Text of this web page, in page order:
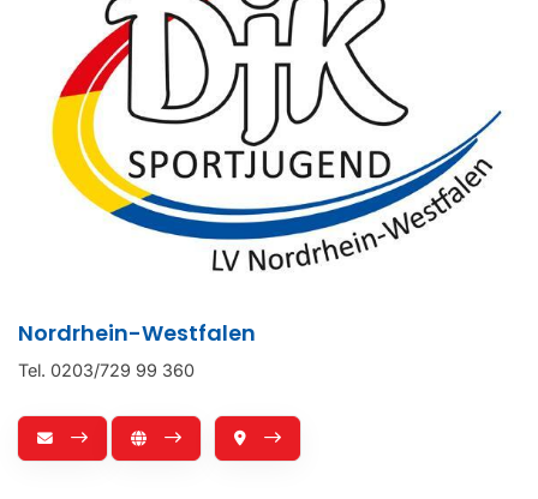
Nordrhein-Westfalen
Tel. 0203/729 99 360